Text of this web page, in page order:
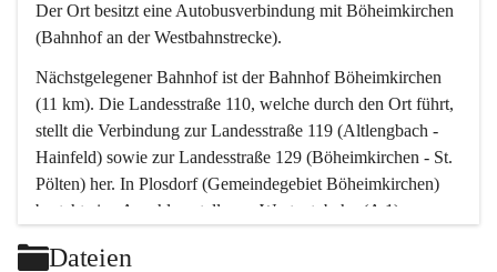
Der Ort besitzt eine Autobusverbindung mit Böheimkirchen
(Bahnhof an der Westbahnstrecke).
Nächstgelegener Bahnhof ist der Bahnhof Böheimkirchen
(11 km). Die Landesstraße 110, welche durch den Ort führt,
stellt die Verbindung zur Landesstraße 119 (Altlengbach -
Hainfeld) sowie zur Landesstraße 129 (Böheimkirchen - St.
Pölten) her. In Plosdorf (Gemeindegebiet Böheimkirchen)
besteht eine Anschlussstelle zur Westautobahn (A 1).
Wien erreicht man in ca. 45 Minuten.
Dateien